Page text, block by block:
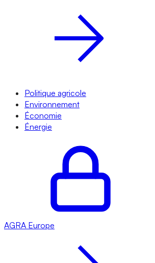
Politique agricole
Environnement
Économie
Énergie
AGRA Europe